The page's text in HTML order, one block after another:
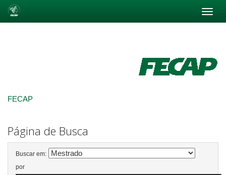
FECAP
Página de Busca
Buscar em:
por